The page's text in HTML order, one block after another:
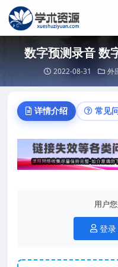
数字预测录音 数
2022-08-31 外
详情介绍 常见
用户
登录